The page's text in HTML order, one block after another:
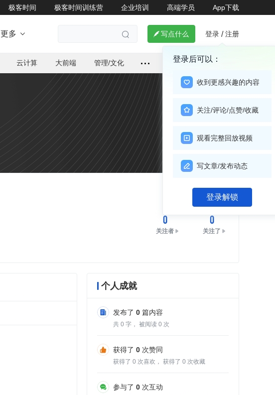
极客时间 极客时间训练营 企业培训 高端学员 App下载
更多    写点什么 登录 / 注册
登录后可以：
收到更感兴趣的内容
关注/评论/点赞/收藏
观看完整回放视频
写文章/发布动态
登录解锁
云计算 大前端 管理/文化
关注
0
关注者
0
关注了
个人成就
发布了 0 篇内容
共 0 字， 被阅读 0 次
获得了 0 次赞同
获得了 0 次喜欢， 获得了 0 次收藏
参与了 0 次互动